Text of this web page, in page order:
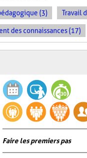
(3) Travail
des connaissances (17)
Faire les premiers pas